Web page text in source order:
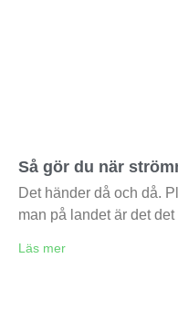
Så gör du när
Det händer då och då.
man på landet är det
Läs mer